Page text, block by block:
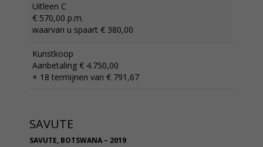
Uitleen C
€ 570,00 p.m.
waarvan u spaart € 380,00
Kunstkoop
Aanbetaling € 4.750,00
+ 18 termijnen van € 791,67
SAVUTE
SAVUTE, BOTSWANA – 2019